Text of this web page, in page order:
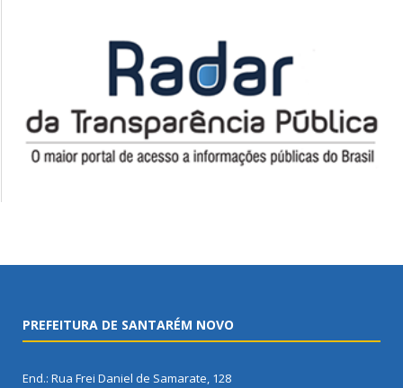
PREFEITURA DE SANTARÉM NOVO
End.: Rua Frei Daniel de Samarate, 128